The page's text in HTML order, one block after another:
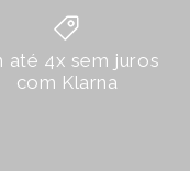
até 4x sem juros
com Klarna